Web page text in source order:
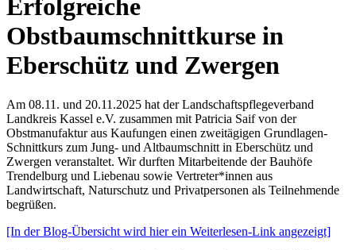
Erfolgreiche
Obstbaumschnittkurse in
Eberschütz und Zwergen
Am 08.11. und 20.11.2025 hat der Landschaftspflegeverband
Landkreis Kassel e.V. zusammen mit Patricia Saif von der
Obstmanufaktur aus Kaufungen einen zweitägigen Grundlagen-
Schnittkurs zum Jung- und Altbaumschnitt in Eberschütz und
Zwergen veranstaltet. Wir durften Mitarbeitende der Bauhöfe
Trendelburg und Liebenau sowie Vertreter*innen aus
Landwirtschaft, Naturschutz und Privatpersonen als Teilnehmende
begrüßen.
[In der Blog-Übersicht wird hier ein Weiterlesen-Link angezeigt]